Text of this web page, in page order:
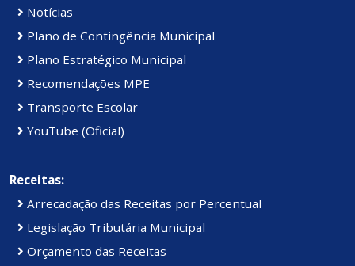
Notícias
Plano de Contingência Municipal
Plano Estratégico Municipal
Recomendações MPE
Transporte Escolar
YouTube (Oficial)
Receitas:
Arrecadação das Receitas por Percentual
Legislação Tributária Municipal
Orçamento das Receitas